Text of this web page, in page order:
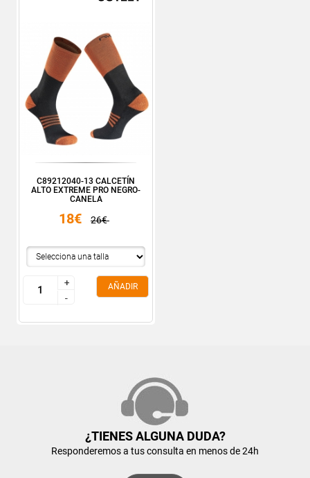
C89212040-13 CALCETÍN
ALTO EXTREME PRO NEGRO-
CANELA
18€ 26€
+
-
+
-
AÑADIR
¿TIENES ALGUNA DUDA?
Responderemos a tus consulta en menos de 24h